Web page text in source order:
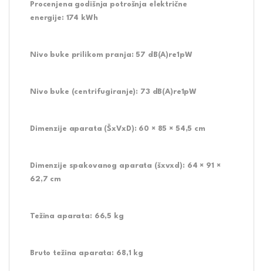
Procenjena godišnja potrošnja električne
energije: 174 kWh
Nivo buke prilikom pranja:57 dB(A)re1pW
Nivo buke (centrifugiranje): 73 dB(A)re1pW
Dimenzije aparata (ŠxVxD): 60 × 85 × 54,5 cm
Dimenzije spakovanog aparata (šxvxd): 64 × 91 ×
62,7 cm
Težina aparata: 66,5 kg
Bruto težina aparata: 68,1 kg